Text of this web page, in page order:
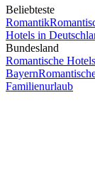
Beliebteste
Romantik
Hotels in
Bundesland
Romantische
Bayern
Familienurlaub